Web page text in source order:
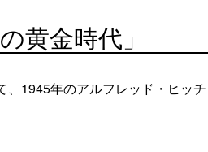
黄金時代」
1945年のアルフレッド・ヒッ